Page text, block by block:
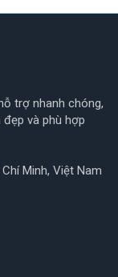
trợ nhanh chóng,
và phù hợp
Minh, Việt Nam